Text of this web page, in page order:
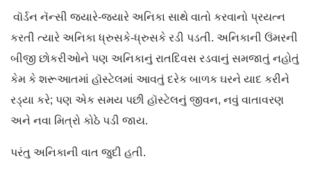
વૉર્ડન નૅન્સી જ્યારે-જ્યારે અનિકા સાથે વાતો કરવાનો પ્રયત્ન
કરતી ત્યારે અનિકા ધ્રુસકે-ધ્રુસકે રડી પડતી. અનિકાની ઉંમરની
બીજી છોકરીઓને પણ અનિકાનું રાતદિવસ રડવાનું સમજાતું નહોતું
કેમ કે શરૂઆતમાં હૉસ્ટેલમાં આવતું દરેક બાળક ઘરને યાદ કરીને
રડ્યા કરે; પણ એક સમય પછી હૉસ્ટેલનું જીવન, નવું વાતાવરણ
અને નવા મિત્રો કોઠે પડી જાય.
પરંતુ અનિકાની વાત જુદી હતી.